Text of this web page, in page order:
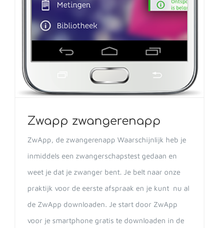
Zwapp zwangerenapp
ZwApp, de zwangerenapp Waarschijnlijk heb je
inmiddels een zwangerschapstest gedaan en
weet je dat je zwanger bent. Je belt naar onze
praktijk voor de eerste afspraak en je kunt nu al
de ZwApp downloaden. Je start door ZwApp
voor je smartphone gratis te downloaden in de